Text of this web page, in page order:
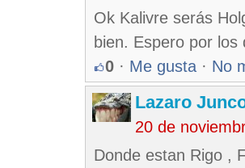
Ok Kalivre serás
bien. Espero por los
0 · Me gusta · No
Lazaro
20 de
Donde estan Rigo ,